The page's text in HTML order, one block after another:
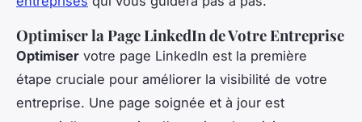
Optimiser la Page LinkedIn de Votre Entreprise
Optimiser votre page LinkedIn est la première
étape cruciale pour améliorer la visibilité de votre
entreprise. Une page soignée et à jour est